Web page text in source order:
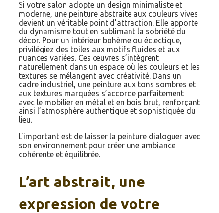
Si votre salon adopte un design minimaliste et
moderne, une peinture abstraite aux couleurs vives
devient un véritable point d’attraction. Elle apporte
du dynamisme tout en sublimant la sobriété du
décor. Pour un intérieur bohème ou éclectique,
privilégiez des toiles aux motifs fluides et aux
nuances variées. Ces œuvres s’intègrent
naturellement dans un espace où les couleurs et les
textures se mélangent avec créativité. Dans un
cadre industriel, une peinture aux tons sombres et
aux textures marquées s’accorde parfaitement
avec le mobilier en métal et en bois brut, renforçant
ainsi l’atmosphère authentique et sophistiquée du
lieu.
L’important est de laisser la peinture dialoguer avec
son environnement pour créer une ambiance
cohérente et équilibrée.
L’art abstrait, une
expression de votre